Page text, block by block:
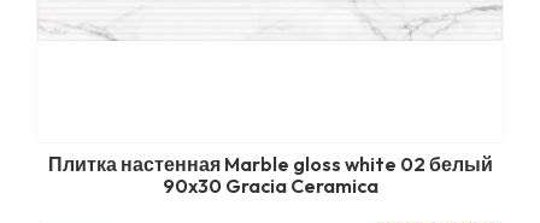
Плитка настенная Marble gloss white 02 белый
90x30 Gracia Ceramica